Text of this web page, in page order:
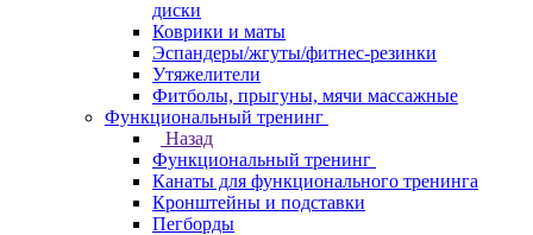
диски
Коврики и маты
Эспандеры/жгуты/фитнес-резинки
Утяжелители
Фитболы, прыгуны, мячи массажные
Функциональный тренинг
Назад
Функциональный тренинг
Канаты для функционального тренинга
Кронштейны и подставки
Пегборды